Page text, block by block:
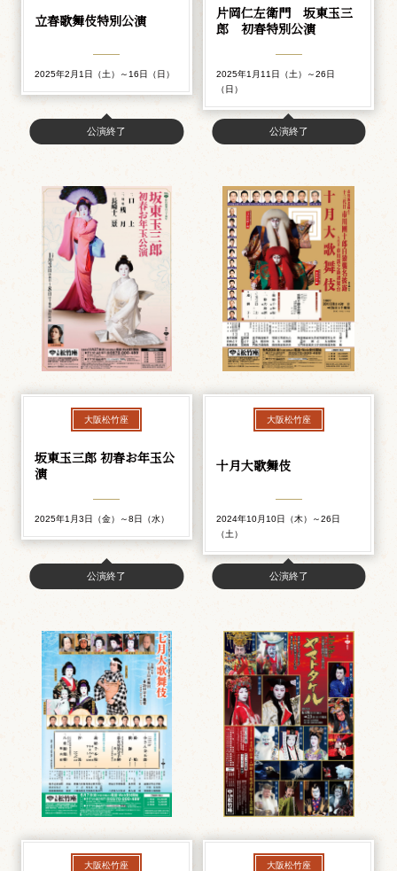
立春歌舞伎特別公演
2025年2月1日（土）～16日（日）
公演終了
片岡仁左衛門 坂東玉三
郎 初春特別公演
2025年1月11日（土）～26日
（日）
公演終了
大阪松竹座
坂東玉三郎 初春お年玉公
演
2025年1月3日（金）～8日（水）
公演終了
大阪松竹座
十月大歌舞伎
2024年10月10日（木）～26日
（土）
公演終了
大阪松竹座 大阪松竹座